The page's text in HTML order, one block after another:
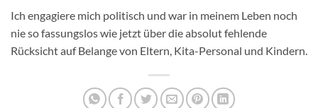
Ich engagiere mich politisch und war in meinem Leben noch
nie so fassungslos wie jetzt über die absolut fehlende
Rücksicht auf Belange von Eltern, Kita-Personal und Kindern.